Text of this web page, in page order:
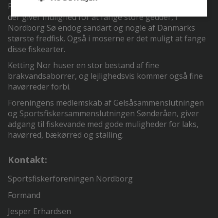
Fiskeretten i de lokale søer Nordborg Sø og Mjels Sø,
der giver mulighed for at fange store gedder, i
Nordborg Sø endog sandart og nogle af Danmarks
største fredfisk. Også i moserne er det muligt at fange
disse fiskearter.
Ketting Nor huser en stor bestand af fine
brakvandsaborrer, og lejlighedsvis kommer også fine
havørreder forbi.
Foreningens medlemskab af Gelsåsammenslutningen
og Sportsfiskersammenslutningen Sønderåen, giver
adgang til fiskevande med gode muligheder for laks,
havørred, bækørred og stalling.
Kontakt:
Sportsfiskerforeningen Nordborg
Formand
Jesper Erhardsen